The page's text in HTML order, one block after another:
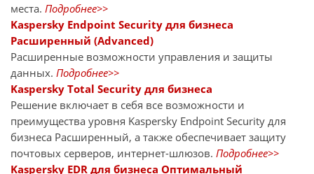
места. Подробнее>>
Kaspersky Endpoint Security для бизнеса
Расширенный (Advanced)
Расширенные возможности управления и защиты
данных. Подробнее>>
Kaspersky Total Security для бизнеса
Решение включает в себя все возможности и
преимущества уровня Kaspersky Endpoint Security для
бизнеса Расширенный, а также обеспечивает защиту
почтовых серверов, интернет-шлюзов. Подробнее>>
Kaspersky EDR для бизнеса Оптимальный